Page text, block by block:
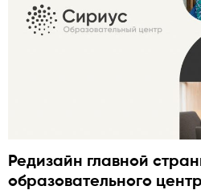
Редизайн главной
образовательного